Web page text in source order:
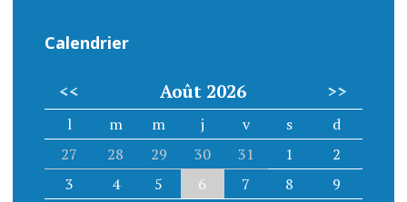
Calendrier
<< Août 2026 >>
l m m j v s
d
27
28 29 30 31 1
2
3
4 5 6 7 8
9